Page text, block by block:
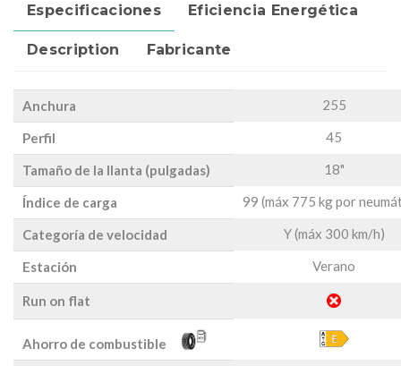
Especificaciones Eficiencia Energética
Description Fabricante
Anchura 255
Perfil 45
Tamaño de la llanta (pulgadas) 18"
Índice de carga 99 (máx 775 kg por
Categoría de velocidad Y (máx 300 km/h)
Estación Verano
Run on flat
Ahorro de combustible